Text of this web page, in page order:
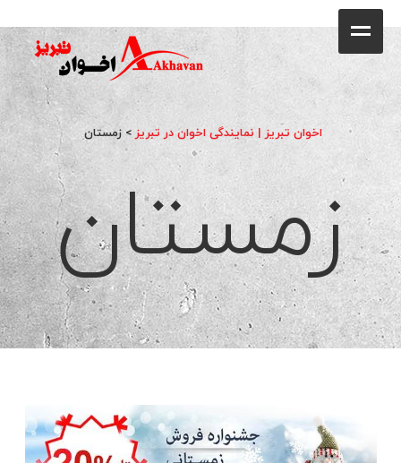
فروشگاه
محصولات
جشنواره فروش ویژه
کاتالوگ
گالری
وبلاگ
اخوان تبریز | نمایندگی اخوان در تبریز>زمستان
زمستان